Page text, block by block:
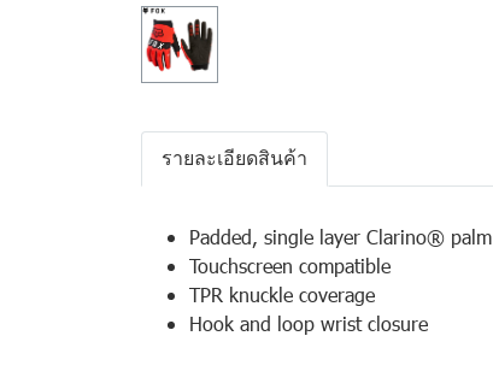
รายละเอียดสินค้า
Padded, single layer Clarino® palm
Touchscreen compatible
TPR knuckle coverage
Hook and loop wrist closure